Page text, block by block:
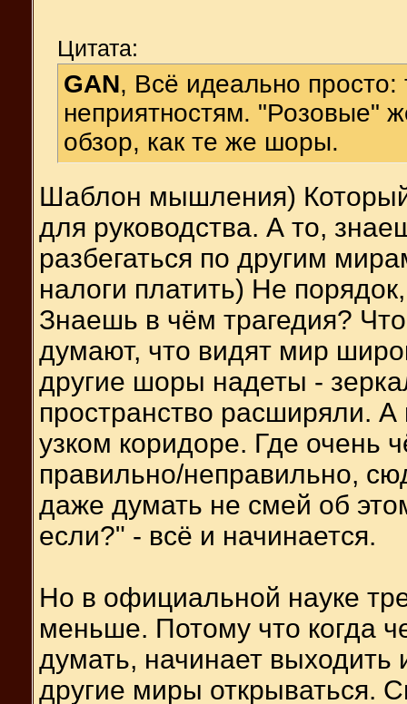
Цитата:
GAN, Всё идеально просто:
неприятностям. "Розовые"
обзор, как те же шоры.
Шаблон мышления)
для руководства. А то,
разбегаться по другим
налоги платить) Не
Знаешь в чём трагедия?
думают, что видят мир
другие шоры надеты -
пространство расширяли.
узком коридоре. Где очень
правильно/неправильно,
даже думать не смей об
если?" - всё и начинается.
Но в официальной науке
меньше. Потому что когда
думать, начинает выходить
другие миры открываться.